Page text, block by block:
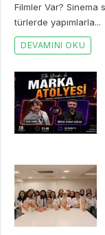
Filmler Var? Sinema
türlerde yapımlarla...
DEVAMINI OKU